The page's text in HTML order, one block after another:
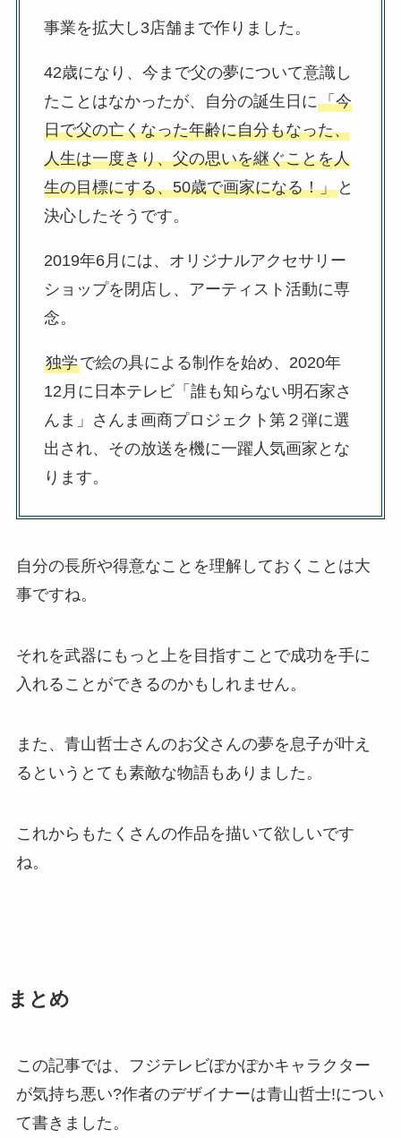
事業を拡大し3店舗まで作りました。
42歳になり、今まで父の夢について意識し
たことはなかったが、自分の誕生日に「今
日で父の亡くなった年齢に自分もなった、
人生は一度きり、父の思いを継ぐことを人
生の目標にする、50歳で画家になる！」と
決心したそうです。
2019年6月には、オリジナルアクセサリー
ショップを閉店し、アーティスト活動に専
念。
独学で絵の具による制作を始め、2020年
12月に日本テレビ「誰も知らない明石家さ
んま」さんま画商プロジェクト第２弾に選
出され、その放送を機に一躍人気画家とな
ります。
自分の長所や得意なことを理解しておくことは大
事ですね。
それを武器にもっと上を目指すことで成功を手に
入れることができるのかもしれません。
また、青山哲士さんのお父さんの夢を息子が叶え
るというとても素敵な物語もありました。
これからもたくさんの作品を描いて欲しいです
ね。
まとめ
この記事では、フジテレビぽかぽかキャラクター
が気持ち悪い?作者のデザイナーは青山哲士!につい
て書きました。